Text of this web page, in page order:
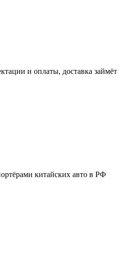
и оплаты, доставка займёт
китайских авто в РФ